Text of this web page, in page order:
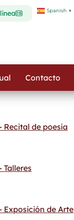
Spanish ▼
Contacto
de poesía
de Arte